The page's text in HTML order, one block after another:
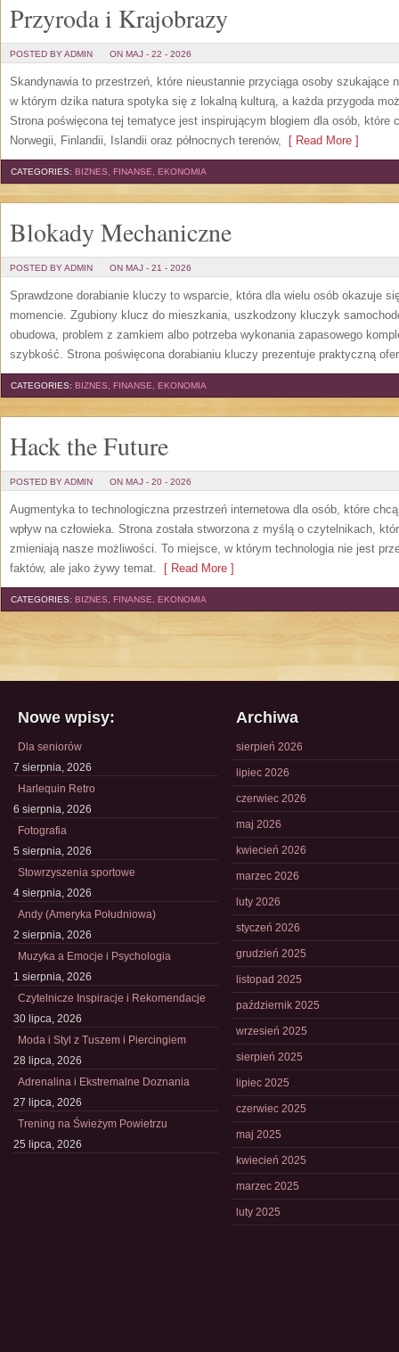
Przyroda i Krajobrazy
POSTED BY ADMIN ON MAJ - 22 - 2026
Skandynawia to przestrzeń, które nieustannie przyciąga osoby szukające
w którym dzika natura spotyka się z lokalną kulturą, a każda przygoda
Strona poświęcona tej tematyce jest inspirującym blogiem dla osób, które
Norwegii, Finlandii, Islandii oraz północnych terenów, [ Read More ]
CATEGORIES: BIZNES, FINANSE, EKONOMIA
Blokady Mechaniczne
POSTED BY ADMIN ON MAJ - 21 - 2026
Sprawdzone dorabianie kluczy to wsparcie, która dla wielu osób okazuje
momencie. Zgubiony klucz do mieszkania, uszkodzony kluczyk
obudowa, problem z zamkiem albo potrzeba wykonania zapasowego
szybkość. Strona poświęcona dorabianiu kluczy prezentuje praktyczną
CATEGORIES: BIZNES, FINANSE, EKONOMIA
Hack the Future
POSTED BY ADMIN ON MAJ - 20 - 2026
Augmentyka to technologiczna przestrzeń internetowa dla osób, które
wpływ na człowieka. Strona została stworzona z myślą o czytelnikach,
zmieniają nasze możliwości. To miejsce, w którym technologia nie jest
faktów, ale jako żywy temat. [ Read More ]
CATEGORIES: BIZNES, FINANSE, EKONOMIA
Nowe wpisy:
Dla seniorów
7 sierpnia, 2026
Harlequin Retro
6 sierpnia, 2026
Fotografia
5 sierpnia, 2026
Stowrzyszenia sportowe
4 sierpnia, 2026
Andy (Ameryka Południowa)
2 sierpnia, 2026
Muzyka a Emocje i Psychologia
1 sierpnia, 2026
Czytelnicze Inspiracje i Rekomendacje
30 lipca, 2026
Moda i Styl z Tuszem i Piercingiem
28 lipca, 2026
Adrenalina i Ekstremalne Doznania
27 lipca, 2026
Trening na Świeżym Powietrzu
25 lipca, 2026
Archiwa
sierpień 2026
lipiec 2026
czerwiec 2026
maj 2026
kwiecień 2026
marzec 2026
luty 2026
styczeń 2026
grudzień 2025
listopad 2025
październik 2025
wrzesień 2025
sierpień 2025
lipiec 2025
czerwiec 2025
maj 2025
kwiecień 2025
marzec 2025
luty 2025